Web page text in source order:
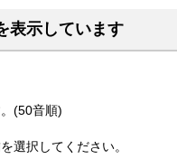
表示しています
(50音順)
選択してください。